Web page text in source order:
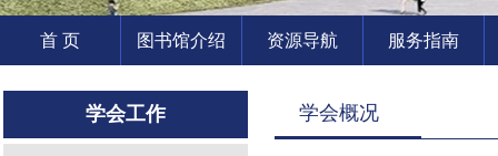
首 页 图书馆介绍 资源导航 服务指南
学会工作 学会概况